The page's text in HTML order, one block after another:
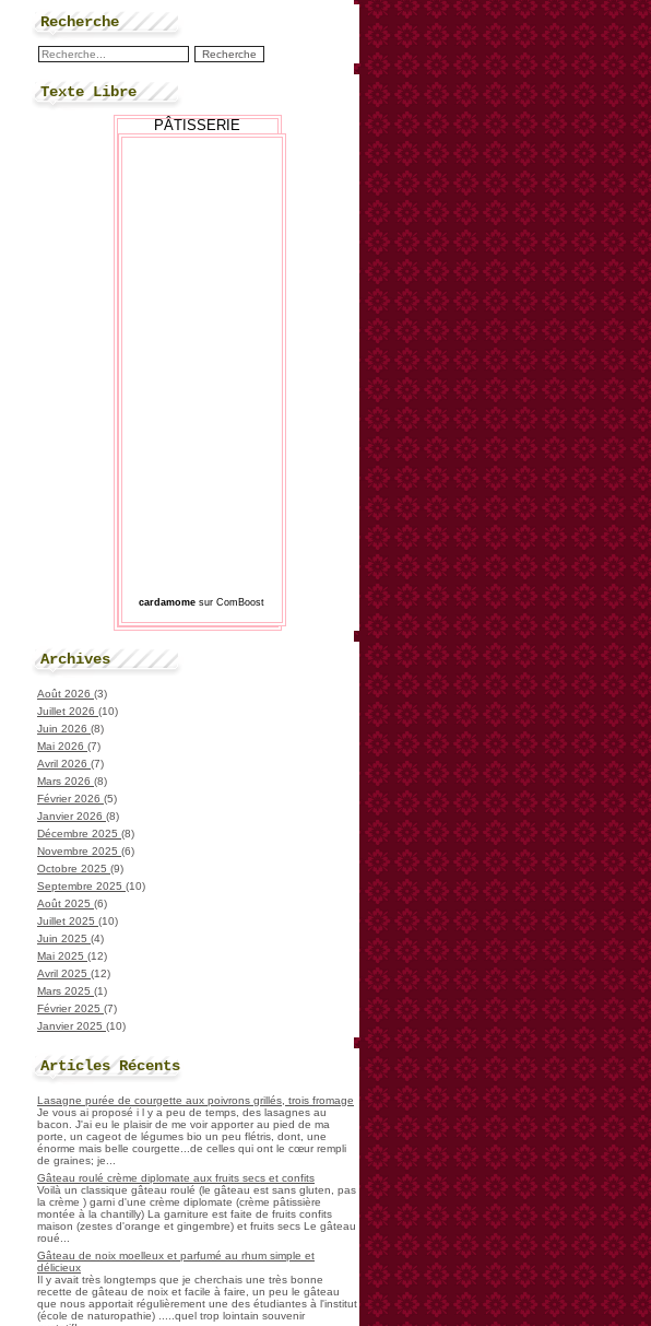
Recherche
Texte Libre
PÂTISSERIE
cardamome sur ComBoost
Archives
Août 2026 (3)
Juillet 2026 (10)
Juin 2026 (8)
Mai 2026 (7)
Avril 2026 (7)
Mars 2026 (8)
Février 2026 (5)
Janvier 2026 (8)
Décembre 2025 (8)
Novembre 2025 (6)
Octobre 2025 (9)
Septembre 2025 (10)
Août 2025 (6)
Juillet 2025 (10)
Juin 2025 (4)
Mai 2025 (12)
Avril 2025 (12)
Mars 2025 (1)
Février 2025 (7)
Janvier 2025 (10)
Articles Récents
Lasagne purée de courgette aux poivrons grillés, trois fromage
Je vous ai proposé i l y a peu de temps, des lasagnes au
bacon. J'ai eu le plaisir de me voir apporter au pied de ma
porte, un cageot de légumes bio un peu flétris, dont, une
énorme mais belle courgette...de celles qui ont le cœur rempli
de graines; je...
Gâteau roulé crème diplomate aux fruits secs et confits
Voilà un classique gâteau roulé (le gâteau est sans gluten, pas
la crème ) garni d'une crème diplomate (crème pâtissière
montée à la chantilly) La garniture est faite de fruits confits
maison (zestes d'orange et gingembre) et fruits secs Le gâteau
roué...
Gâteau de noix moelleux et parfumé au rhum simple et
délicieux
Il y avait très longtemps que je cherchais une très bonne
recette de gâteau de noix et facile à faire, un peu le gâteau
que nous apportait régulièrement une des étudiantes à l'institut
(école de naturopathie) .....quel trop lointain souvenir